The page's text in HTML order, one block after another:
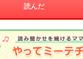
読んだ